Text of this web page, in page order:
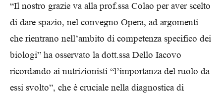
“Il nostro grazie va alla prof.ssa Colao per aver scelto
di dare spazio, nel convegno Opera, ad argomenti
che rientrano nell’ambito di competenza specifico dei
biologi” ha osservato la dott.ssa Dello Iacovo
ricordando ai nutrizionisti “l’importanza del ruolo da
essi svolto”, che è cruciale nella diagnostica di